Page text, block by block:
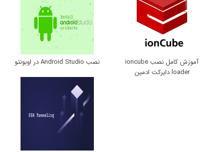
آموزش کامل نصب ioncube
loader دایرکت ادمین
نصب Android Studio در اوبونتو